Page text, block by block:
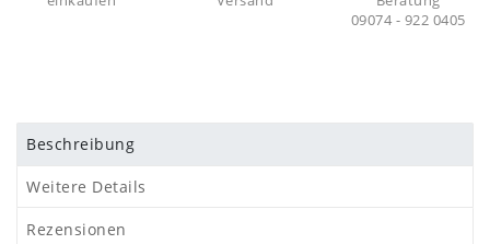
09074 - 922 0405
Beschreibung
Weitere Details
Rezensionen